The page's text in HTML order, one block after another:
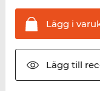
Lägg i
Lägg till